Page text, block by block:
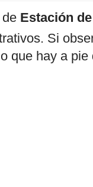
Estación
Si
que hay a pie